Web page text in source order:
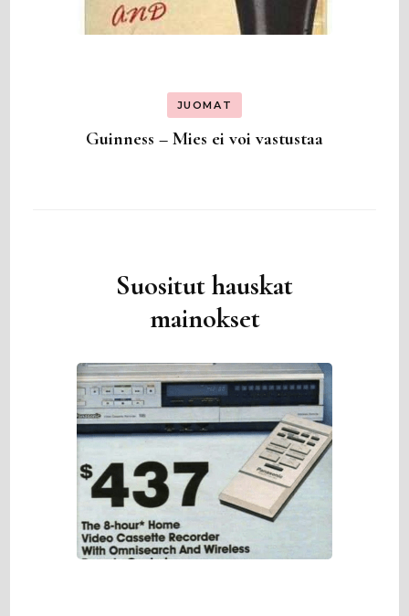
JUOMAT
Guinness – Mies ei voi vastustaa
Suositut hauskat
mainokset